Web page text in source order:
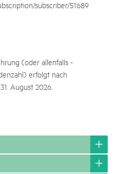
subscriber/51689
(oder allenfalls -
erfolgt nach
August 2026.